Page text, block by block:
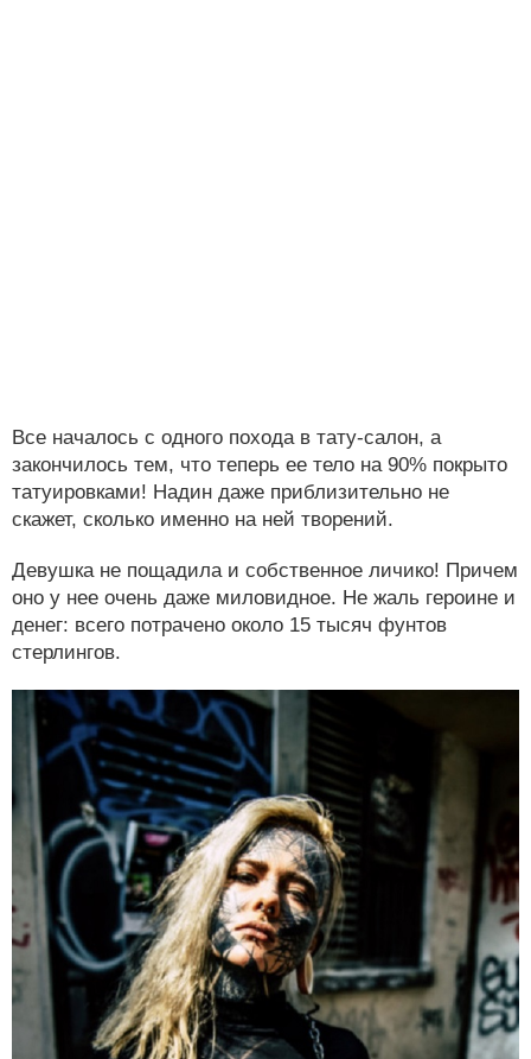
Все началось с одного похода в тату-салон, а
закончилось тем, что теперь ее тело на 90% покрыто
татуировками! Надин даже приблизительно не
скажет, сколько именно на ней творений.
Девушка не пощадила и собственное личико! Причем
оно у нее очень даже миловидное. Не жаль героине и
денег: всего потрачено около 15 тысяч фунтов
стерлингов.